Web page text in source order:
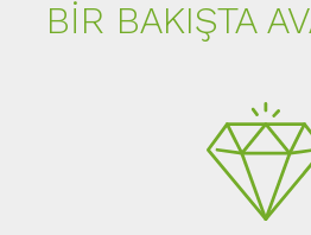
BIR BAKIŞTA